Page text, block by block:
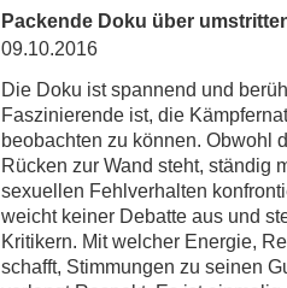
Packende Doku über
09.10.2016
Die Doku ist spannend und
Faszinierende ist, die
beobachten zu können. Obwohl
Rücken zur Wand steht, ständig
sexuellen Fehlverhalten
weicht keiner Debatte aus und
Kritikern. Mit welcher Energie,
schafft, Stimmungen zu seinen